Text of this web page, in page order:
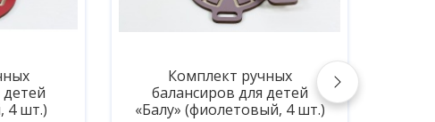
4 шт.)
Комплект ручных
балансиров для детей
«Балу» (голубой, 4 шт.)